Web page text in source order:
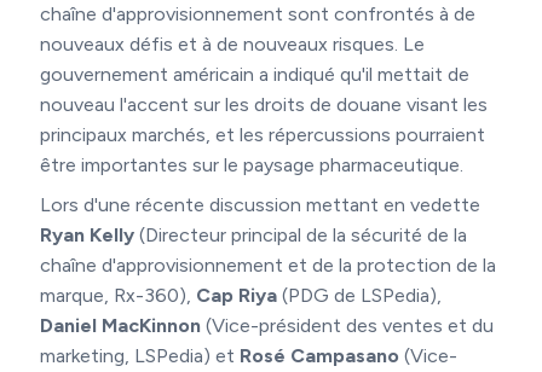
chaîne d'approvisionnement sont confrontés à de
nouveaux défis et à de nouveaux risques. Le
gouvernement américain a indiqué qu'il mettait de
nouveau l'accent sur les droits de douane visant les
principaux marchés, et les répercussions pourraient
être importantes sur le paysage pharmaceutique.
Lors d'une récente discussion mettant en vedette
Ryan Kelly (Directeur principal de la sécurité de la
chaîne d'approvisionnement et de la protection de la
marque, Rx-360), Cap Riya (PDG de LSPedia),
Daniel MacKinnon (Vice-président des ventes et du
marketing, LSPedia) et Rosé Campasano(Vice-